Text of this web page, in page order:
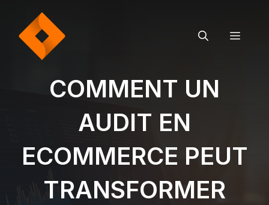
contenu
COMMENT UN
AUDIT EN
ECOMMERCE PEUT
TRANSFORMER